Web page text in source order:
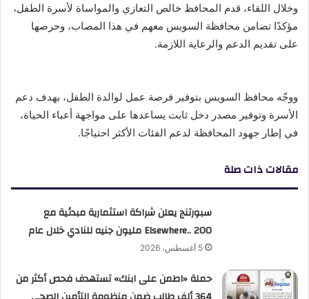
وخلال اللقاء، قدم المحافظ خالص التعازي والمواساة لأسرة الطفل،
مؤكدًا تضامن محافظة السويس معهم في هذا المصاب، وحرصها
على تقديم الدعم والرعاية اللازمة.
ووجّه محافظ السويس بتوفير فرصة عمل لوالدة الطفل، بهدف دعم
الأسرة وتوفير مصدر دخل ثابت يساعدها على مواجهة أعباء الحياة،
في إطار جهود المحافظة لدعم الفئات الأكثر احتياجًا.
مقالات ذات صلة
سبورتنج يعلن شراكة استثمارية مبدئية مع
Elsewhere.. 200 مليون جنيه للنادي خلال عام
5 أغسطس، 2026
حملة «اطمن على ابنك» تستهدف فحص أكثر من